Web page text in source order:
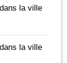
la ville
la ville